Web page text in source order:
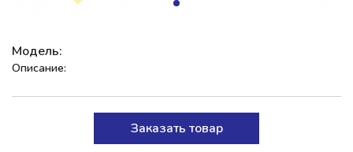
Модель:
Описание:
Заказать товар